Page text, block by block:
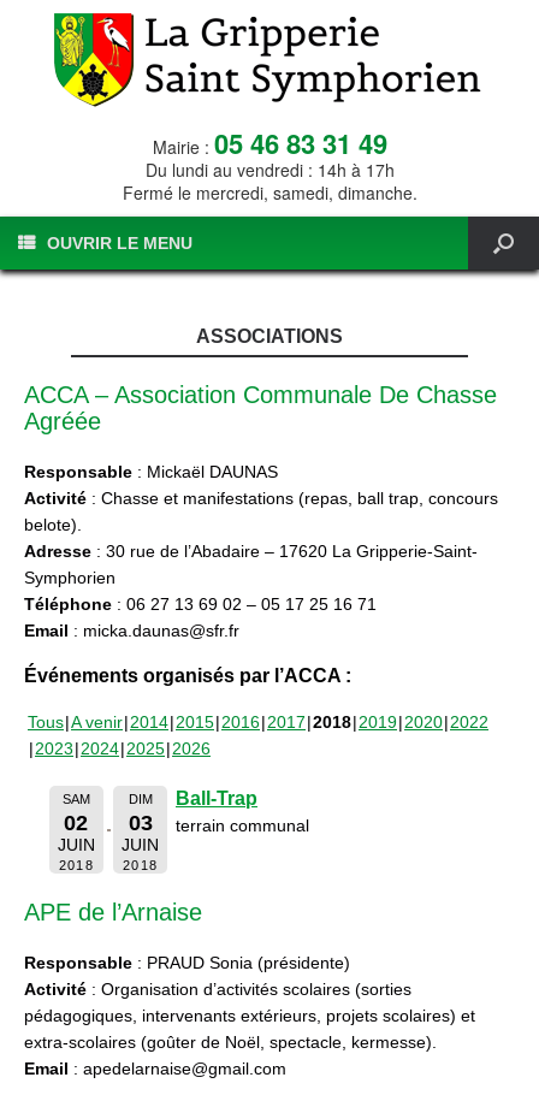
Mairie : 05 46 83 31 49
Du lundi au vendredi : 14h à 17h
Fermé le mercredi, samedi, dimanche.
OUVRIR LE MENU
ASSOCIATIONS
ACCA – Association Communale De Chasse
Agréée
Responsable : Mickaël DAUNAS
Activité : Chasse et manifestations (repas, ball trap, concours
belote).
Adresse : 30 rue de l’Abadaire – 17620 La Gripperie-Saint-
Symphorien
Téléphone : 06 27 13 69 02 – 05 17 25 16 71
Email : micka.daunas@sfr.fr
Événements organisés par l’ACCA :
Tous A venir 2014 2015 2016 2017 2018 2019 2020 2022
2023 2024 2025 2026
SAM
02
JUIN
2018
DIM
03
JUIN
2018
Ball-Trap
terrain communal
APE de l’Arnaise
Responsable : PRAUD Sonia (présidente)
Activité : Organisation d’activités scolaires (sorties
pédagogiques, intervenants extérieurs, projets scolaires) et
extra-scolaires (goûter de Noël, spectacle, kermesse).
Email : apedelarnaise@gmail.com